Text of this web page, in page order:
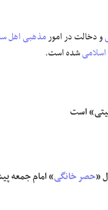
و دخالت در امورمذهبی اهل
شده است.
است
«حصر خانگی» امام جمعه